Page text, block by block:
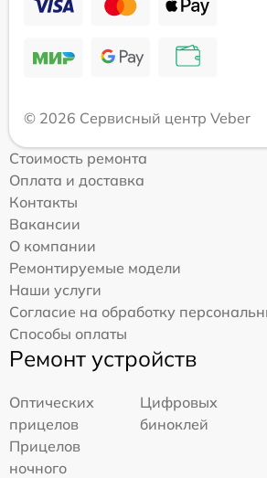
© 2026 Сервисный центр Veber
Стоимость ремонта
Оплата и доставка
Контакты
Вакансии
О компании
Ремонтируемые модели
Наши услуги
Согласие на обработку
Способы оплаты
Ремонт устройств
Оптических
прицелов
Цифровых
биноклей
Прицелов
ночного